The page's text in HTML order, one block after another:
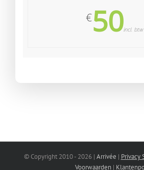
€50incl. btw
© Copyright 2010 - 2026 | Arrivée | Privacy
Voorwaarden |